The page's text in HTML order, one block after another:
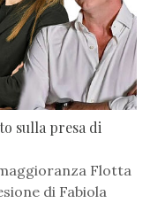
sulla presa di
Flotta
di Fabiola